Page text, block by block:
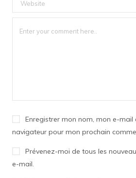
Enregistrer mon nom, mon e-mail
navigateur pour mon prochain
Prévenez-moi de tous les
e-mail.